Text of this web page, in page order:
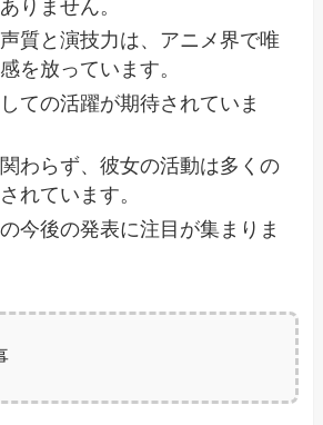
りません。
質と演技力は、アニメ界で唯
を放っています。
ての活躍が期待されていま
わらず、彼女の活動は多くの
れています。
今後の発表に注目が集まりま